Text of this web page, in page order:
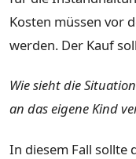
Kosten müssen vor
werden. Der Kauf
Wie sieht die
an das eigene Kind
In diesem Fall sollte